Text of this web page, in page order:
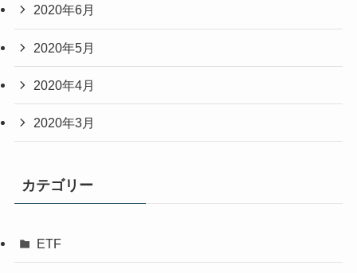
2020年6月
2020年5月
2020年4月
2020年3月
カテゴリー
ETF